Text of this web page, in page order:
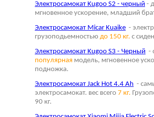
Электросамокат Kugoo S2 - черный -
мгновенное ускорение, младший
Электросамокат Micar Kuaike -
грузоподьемностью до 150 кг. с
Электросамокат Kugoo S3 - Черный -
популярная модель, мгновенное
подножка.
Электросамокат Jack Hot 4.4 Ah -
электросамокат. вес всего 7 кг.
90 кг.